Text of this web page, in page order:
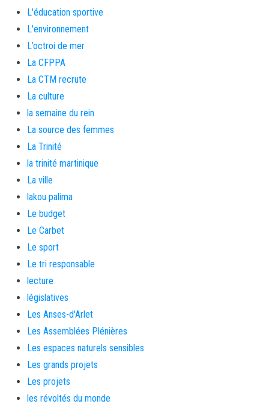
L'éducation sportive
L'environnement
L’octroi de mer
La CFPPA
La CTM recrute
La culture
la semaine du rein
La source des femmes
La Trinité
la trinité martinique
La ville
lakou palima
Le budget
Le Carbet
Le sport
Le tri responsable
lecture
législatives
Les Anses-d'Arlet
Les Assemblées Plénières
Les espaces naturels sensibles
Les grands projets
Les projets
les révoltés du monde